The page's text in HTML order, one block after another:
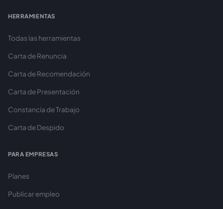
HERRAMIENTAS
Todas las herramientas
Carta de Renuncia
Carta de Recomendación
Carta de Presentación
Constancia de Trabajo
Carta de Despido
PARA EMPRESAS
Planes
Publicar empleo